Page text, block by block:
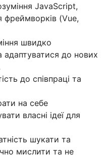
JavaScript,
фреймворків (Vue,
швидко
адаптуватися до нових
до співпраці та
на себе
власні ідеї для
шукати та
мислити та не